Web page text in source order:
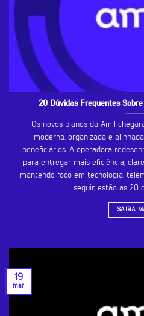
20 Dúvidas Frequentes
Os novos planos da Amil
moderna, organizada e
beneficiários. A operadora
para entregar mais eficiência,
mantendo foco em tecnologia,
seguir, estão as 20
SAIBA
19
mar